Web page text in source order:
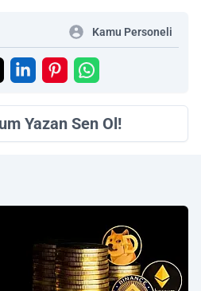
Kamu Personeli
Yazan Sen Ol!